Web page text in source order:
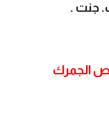
جنت .
الجمرك